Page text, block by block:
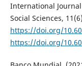
International
Social Sciences,
https://doi.org/
https://doi.org/